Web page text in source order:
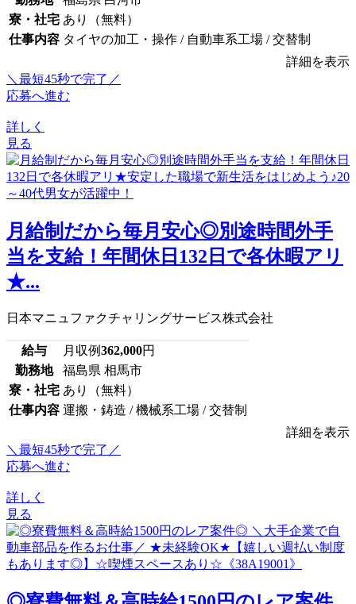
寮・社宅 あり（無料）
仕事内容 タイヤの加工・操作 / 自動車系工場 / 交替制
詳細を表示
＼最短45秒で完了／
応募へ進む
詳しく
見る
月給制だから毎月安心◎別途時間外手
当を支給！年間休日132日で各休暇アリ
★...
日本マニュファクチャリングサービス株式会社
給与 月収例362,000円
勤務地
福島県 相馬市
寮・社宅 あり（無料）
仕事内容 運搬・鋳造 / 機械系工場 / 交替制
詳細を表示
＼最短45秒で完了／
応募へ進む
詳しく
見る